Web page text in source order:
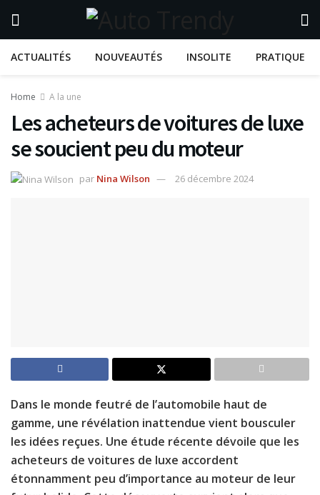
ACTUALITÉS NOUVEAUTÉS INSOLITE PRATIQUE
Home A la une
Les acheteurs de voitures de luxe
se soucient peu du moteur
par Nina Wilson 26 décembre 2024
Dans le monde feutré de l’automobile haut de
gamme, une révélation inattendue vient bousculer
les idées reçues. Une étude récente dévoile que les
acheteurs de voitures de luxe accordent
étonnamment peu d’importance au moteur de leur